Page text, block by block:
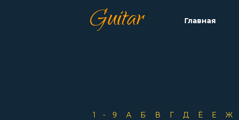
Guitar Главная
1-9 А Б В Г Д Ё Е Ж